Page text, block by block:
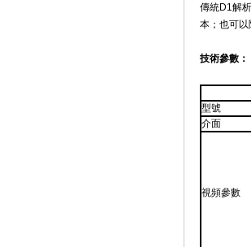
傳統D1解
本；也可以
技術參數：
型號
介面
視頻參數